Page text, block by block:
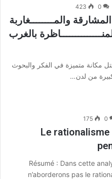
0
423
والمــــــــغاربة
بالغرب
مكانة متميزة في الفكر والبحوث
كبيرة من لدن…
0
175
Le
Résumé : Dans cette
n’aborderons pas le